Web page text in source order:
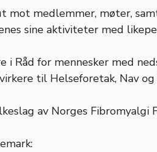
mot medlemmer, møter,
sine aktiviteter med
i Råd for mennesker med
til Helseforetak, Nav og
av Norges Fibromyalgi